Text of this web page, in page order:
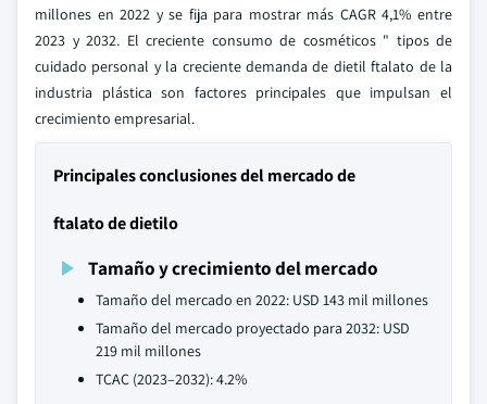
millones en 2022 y se fija para mostrar más CAGR 4,1% entre
2023 y 2032. El creciente consumo de cosméticos " tipos de
cuidado personal y la creciente demanda de dietil ftalato de la
industria plástica son factores principales que impulsan el
crecimiento empresarial.
Principales conclusiones del mercado de
ftalato de dietilo
Tamaño y crecimiento del mercado
Tamaño del mercado en 2022: USD 143 mil millones
Tamaño del mercado proyectado para 2032: USD
219 mil millones
TCAC (2023–2032): 4.2%